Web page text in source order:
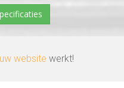
uw website werkt!